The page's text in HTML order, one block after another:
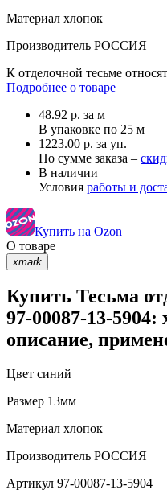
Материал хлопок
Производитель РОССИЯ
К отделочной тесьме
Подробнее о товаре
48.92 р. за м
В упаковке по 25 м
1223.00 р. за уп.
По сумме заказа –
В наличии
Условия работы и
Купить на Ozon
О товаре
xmark
Купить Тесьма
97-00087-13-5904:
описание,
Цвет синий
Размер 13мм
Материал хлопок
Производитель РОССИЯ
Артикул 97-00087-13-5904